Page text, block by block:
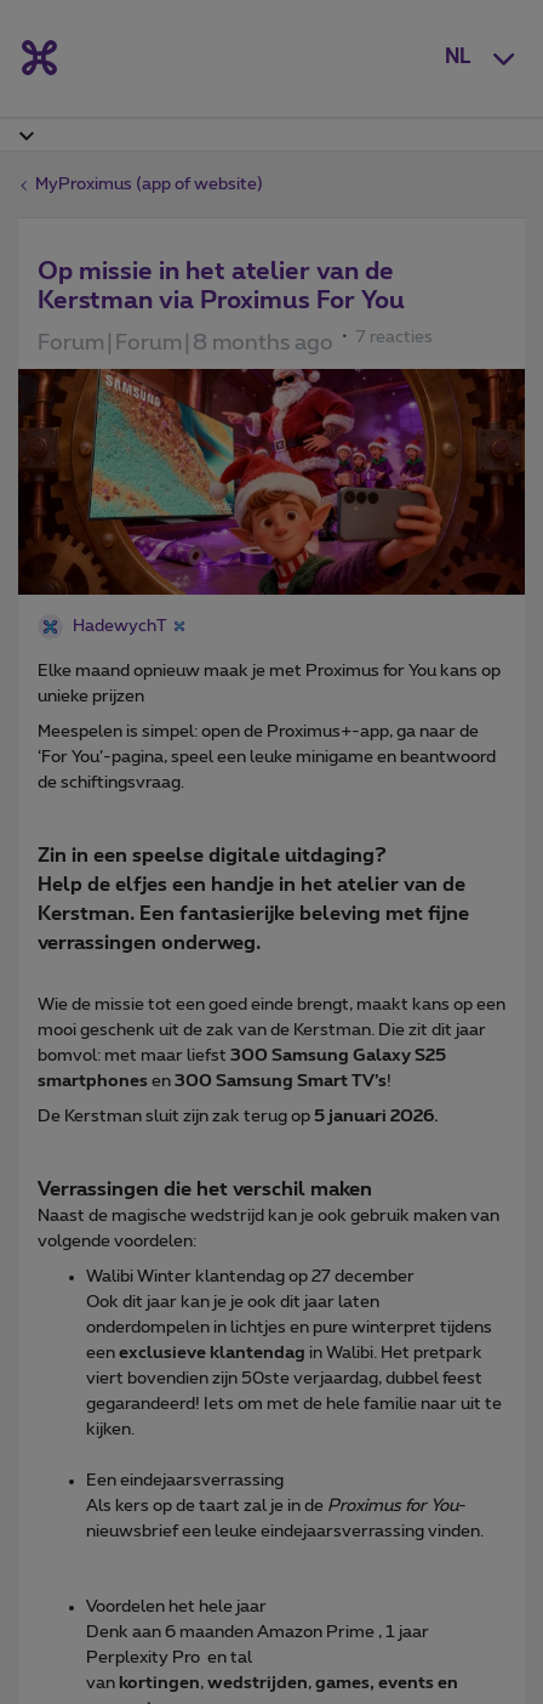
NL
MyProximus (app of website)
Op missie in het atelier van de
Kerstman via Proximus For You
Forum|Forum|8 months ago 7 reacties
HadewychT
Elke maand opnieuw maak je met Proximus for You kans op
unieke prijzen
Meespelen is simpel: open de Proximus+-app, ga naar de
‘For You’-pagina, speel een leuke minigame en beantwoord
de schiftingsvraag.
Zin in een speelse digitale uitdaging?
Help de elfjes een handje in het atelier van de
Kerstman. Een fantasierijke beleving met fijne
verrassingen onderweg.
Wie de missie tot een goed einde brengt, maakt kans op een
mooi geschenk uit de zak van de Kerstman. Die zit dit jaar
bomvol: met maar liefst 300 Samsung Galaxy S25
smartphones en 300 Samsung Smart TV’s!
De Kerstman sluit zijn zak terug op 5 januari 2026.
Verrassingen die het verschil maken
Naast de magische wedstrijd kan je ook gebruik maken van
volgende voordelen:
Walibi Winter klantendag op 27 december
Ook dit jaar kan je je ook dit jaar laten
onderdompelen in lichtjes en pure winterpret tijdens
een exclusieve klantendag in Walibi. Het pretpark
viert bovendien zijn 50ste verjaardag, dubbel feest
gegarandeerd! Iets om met de hele familie naar uit te
kijken.
Een eindejaarsverrassing
Als kers op de taart zal je in de Proximus for You-
nieuwsbrief een leuke eindejaarsverrassing vinden.
Voordelen het hele jaar
Denk aan 6 maanden Amazon Prime , 1 jaar
Perplexity Pro en tal
van kortingen, wedstrijden, games, events en